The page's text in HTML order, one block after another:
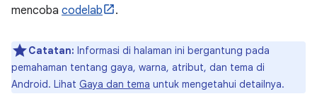
mencoba codelab .
Catatan: Informasi di halaman ini bergantung pada
pemahaman tentang gaya, warna, atribut, dan tema di
Android. Lihat Gaya dan tema untuk mengetahui detailnya.